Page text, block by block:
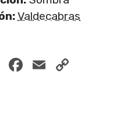
Valdecabras
Mastodon
Facebook
Email